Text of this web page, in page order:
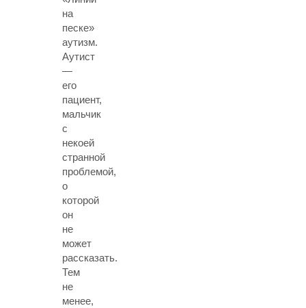
на
песке»
аутизм.
Аутист
—
его
пациент,
мальчик
с
некоей
странной
проблемой,
о
которой
он
не
может
рассказать.
Тем
не
менее,